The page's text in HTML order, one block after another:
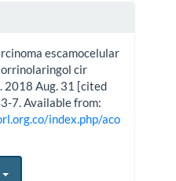
escamocelular
cir
2018 Aug. 31 [cited
7. Available from:
index.php/aco